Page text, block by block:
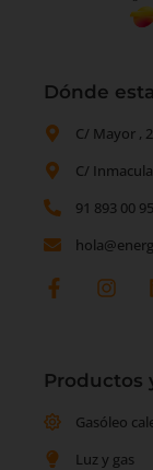
Dónde
C/ Mayor ,
C/
91 893 00 95
Productos
Gasóleo
Luz y gas